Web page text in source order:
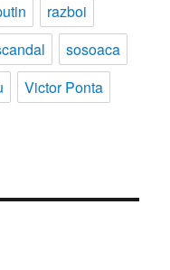
razboi
sosoaca
Victor Ponta